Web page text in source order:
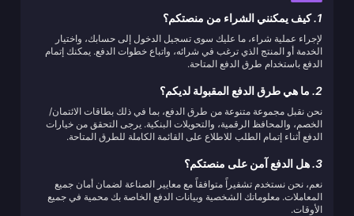
1. كيف يمكنني الشراء من منصتكم؟
لإجراء عملية شراء، ما عليك سوى تسجيل الدخول إلى حسابك، واختيار
الخدمة أو المنتج الذي ترغب في شرائه، واتباع خطوات الدفع. يمكنك إتمام
الدفع باستخدام طرق الدفع المتاحة.
2. ما هي طرق الدفع المقبولة لديكم؟
نحن نقبل مجموعة متنوعة من طرق الدفع، بما في ذلك بطاقات الائتمان/
الخصم، والمحافظ الرقمية، والتحويلات البنكية. يرجى التحقق من خيارات
الدفع أثناء إتمام الطلب للاطلاع على القائمة الكاملة للطرق المتاحة.
3. هل الدفع آمن على منصتكم؟
نعم، نحن نستخدم تشفيراً متوافقاً مع معايير الصناعة لضمان أمان جميع
المعاملات. معلوماتك الشخصية وبيانات الدفع الخاصة بك محمية في جميع
الأوقات.